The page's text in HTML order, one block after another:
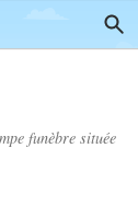
funèbre située